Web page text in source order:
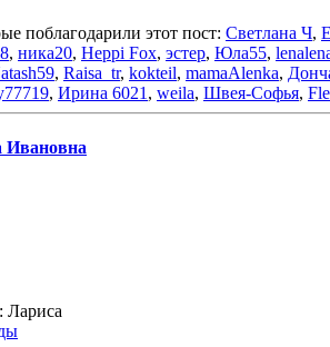
поблагодарили этот пост: Светлана Ч,
, ника20, Heppi Fox, эстер, Юла55,
, Raisa_tr, kokteil, mamaAlenka,
, Ирина 6021 , weila, Швея-Софья,
Ивановна
Лариса